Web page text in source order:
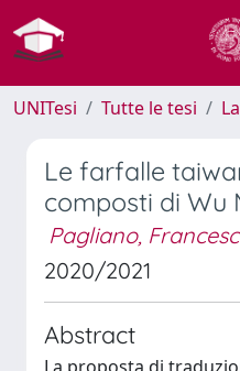
UNITesi Tutte le tesi
Le farfalle
composti di Wu
Pagliano,
2020/2021
Abstract